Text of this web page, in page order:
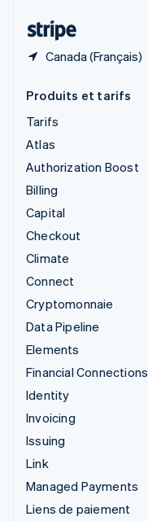
Canada (Français)
Produits et tarifs
Tarifs
Atlas
Authorization Boost
Billing
Capital
Checkout
Climate
Connect
Cryptomonnaie
Data Pipeline
Elements
Financial Connections
Identity
Invoicing
Issuing
Link
Managed Payments
Liens de paiement